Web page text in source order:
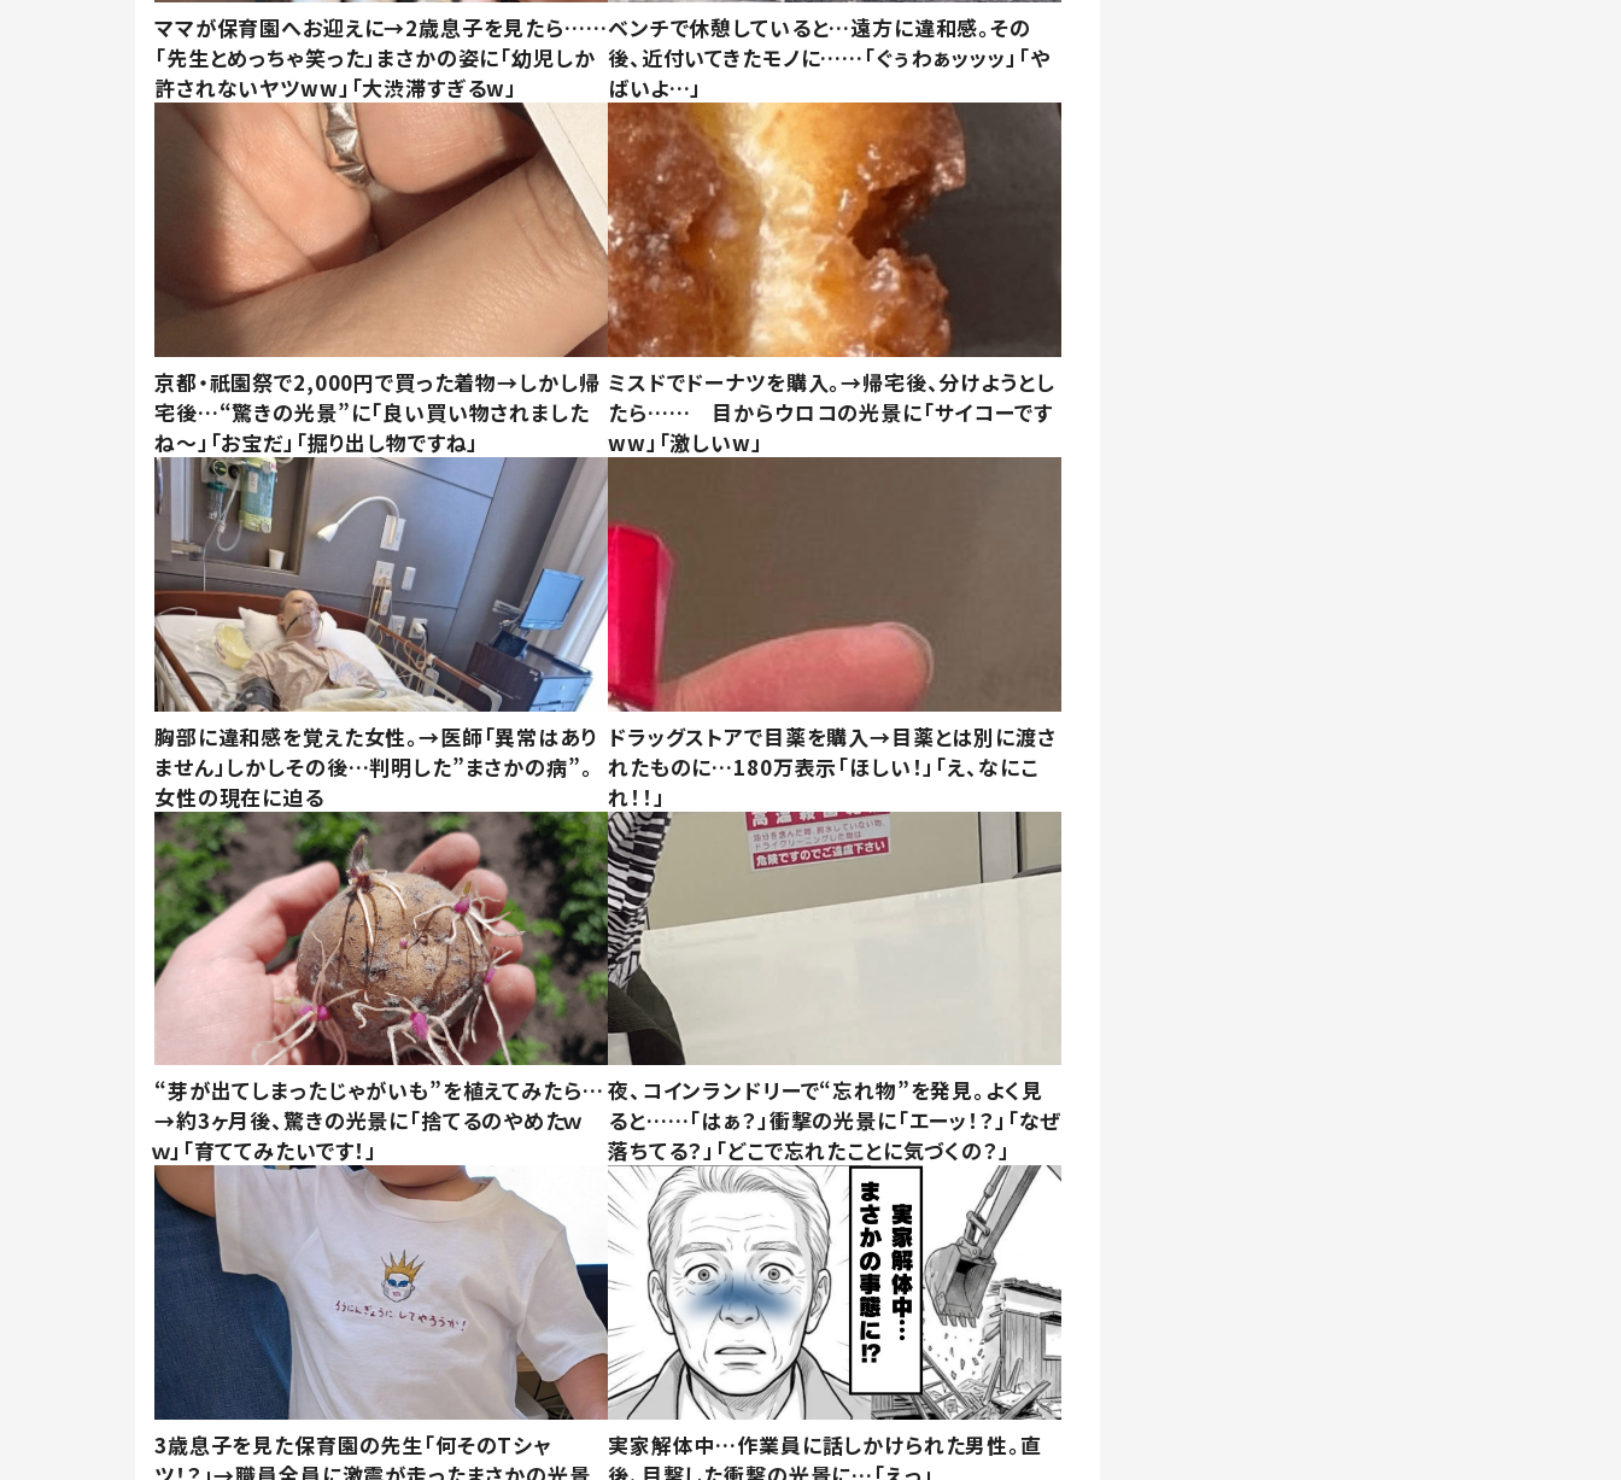
ママが保育園へお迎えに→2歳息子を見たら……
「先生とめっちゃ笑った」まさかの姿に「幼児しか
許されないヤツww」「大渋滞すぎるw」
ベンチで休憩していると…遠方に違和感。その
後、近付いてきたモノに……「ぐぅわぁッッッ」「や
ばいよ…」
京都・祇園祭で2,000円で買った着物→しかし帰
宅後…“驚きの光景”に「良い買い物されました
ね～」「お宝だ」「掘り出し物ですね」
ミスドでドーナツを購入。→帰宅後、分けようとし
たら…… 目からウロコの光景に「サイコーです
ww」「激しいw」
胸部に違和感を覚えた女性。→医師「異常はあり
ません」しかしその後…判明した”まさかの病”。
女性の現在に迫る
ドラッグストアで目薬を購入→目薬とは別に渡さ
れたものに…180万表示「ほしい！」「え、なにこ
れ！！」
“芽が出てしまったじゃがいも”を植えてみたら…
→約3ヶ月後、驚きの光景に「捨てるのやめたｗ
ｗ」「育ててみたいです！」
夜、コインランドリーで“忘れ物”を発見。よく見
ると……「はぁ？」衝撃の光景に「エーッ！？」「なぜ
落ちてる？」「どこで忘れたことに気づくの？」
3歳息子を見た保育園の先生「何そのTシャ
実家解体中…作業員に話しかけられた男性。直